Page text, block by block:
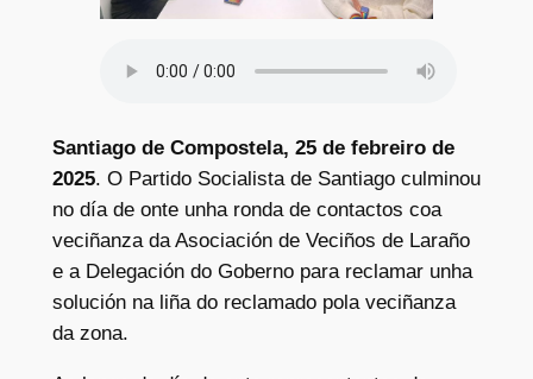
Santiago de Compostela, 25 de febreiro de
2025. O Partido Socialista de Santiago culminou
no día de onte unha ronda de contactos coa
veciñanza da Asociación de Veciños de Laraño
e a Delegación do Goberno para reclamar unha
solución na liña do reclamado pola veciñanza
da zona.